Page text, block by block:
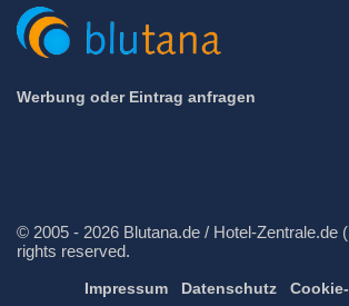
Werbung oder Eintrag anfragen
© 2005 - 2026 Blutana.de / Hotel-Zentrale.de
rights reserved.
Impressum Datenschutz